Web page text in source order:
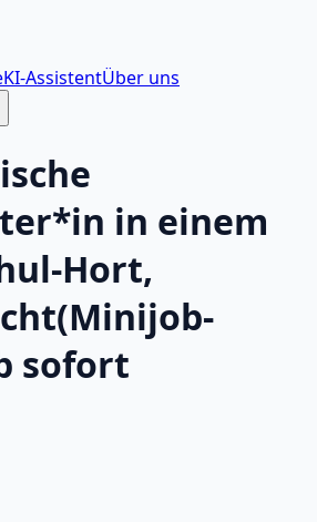
KI-AssistentÜber uns
in einem
Hort,
sofort